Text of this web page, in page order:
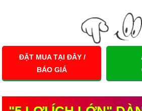
ĐẶT MUA TẠI ĐÂY /
BÁO GIÁ